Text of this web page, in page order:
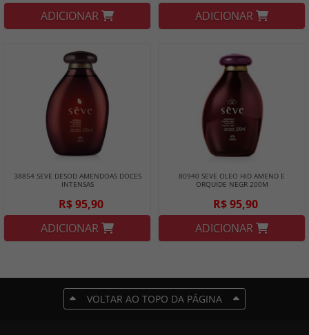
ADICIONAR
ADICIONAR
38854 SEVE DESOD AMENDOAS DOCES
INTENSAS
R$ 95,90
ADICIONAR
80940 SEVE OLEO HID AMEND E
ORQUIDE NEGR 200M
R$ 95,90
ADICIONAR
VOLTAR AO TOPO DA PÁGINA